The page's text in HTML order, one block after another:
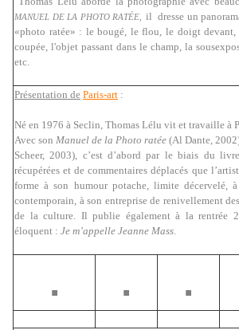
MANUEL DE LA PHOTO RATÉE
il dresse un
«photo ratée» : le bougé, le flou, le doigt devant,
coupée, l'objet passant dans le champ, la
etc.
Présentation de Paris-art :
Né en 1976 à Seclin, Thomas Lélu vit et travaille à
Avec son Manuel de la Photo ratée (Al Dante,
Scheer, 2003), c’est d’abord par le biais du
récupérées et de commentaires déplacés que
forme à son humour potache, limite décervelé,
contemporain, à son entreprise de renivellement
de la culture. Il publie également à la rentrée
éloquent : Je m’appelle Jeanne Mass.
. . .